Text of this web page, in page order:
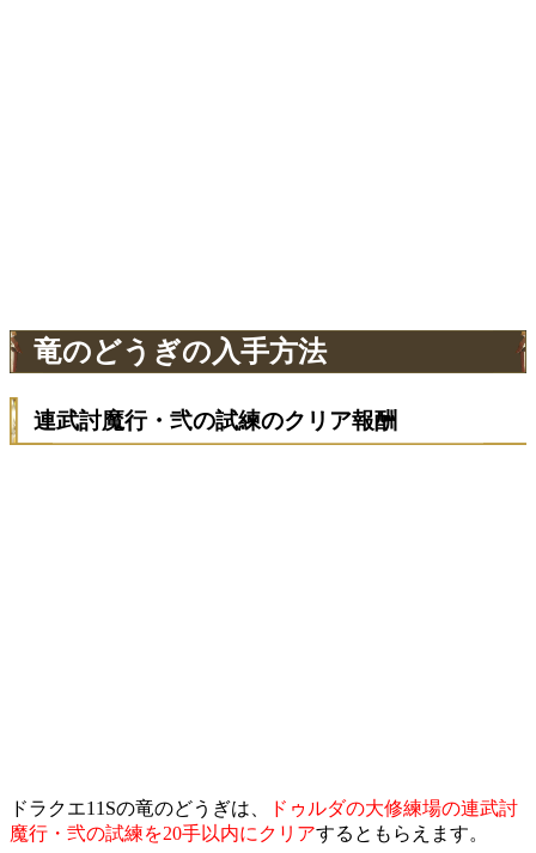
竜のどうぎの入手方法
連武討魔行・弐の試練のクリア報酬
ドラクエ11Sの竜のどうぎは、
ドゥルダの大修練場の連武討
魔行・弐の試練を20手以内にクリアするともらえます。